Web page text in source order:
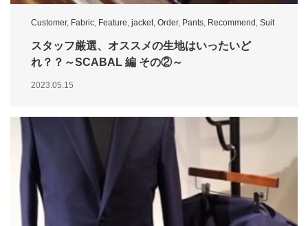
Customer, Fabric, Feature, jacket, Order, Pants, Recommend , Suit
スタッフ厳選、オススメの生地はいったいど
れ？？～SCABAL 編 その②～
2023.05.15